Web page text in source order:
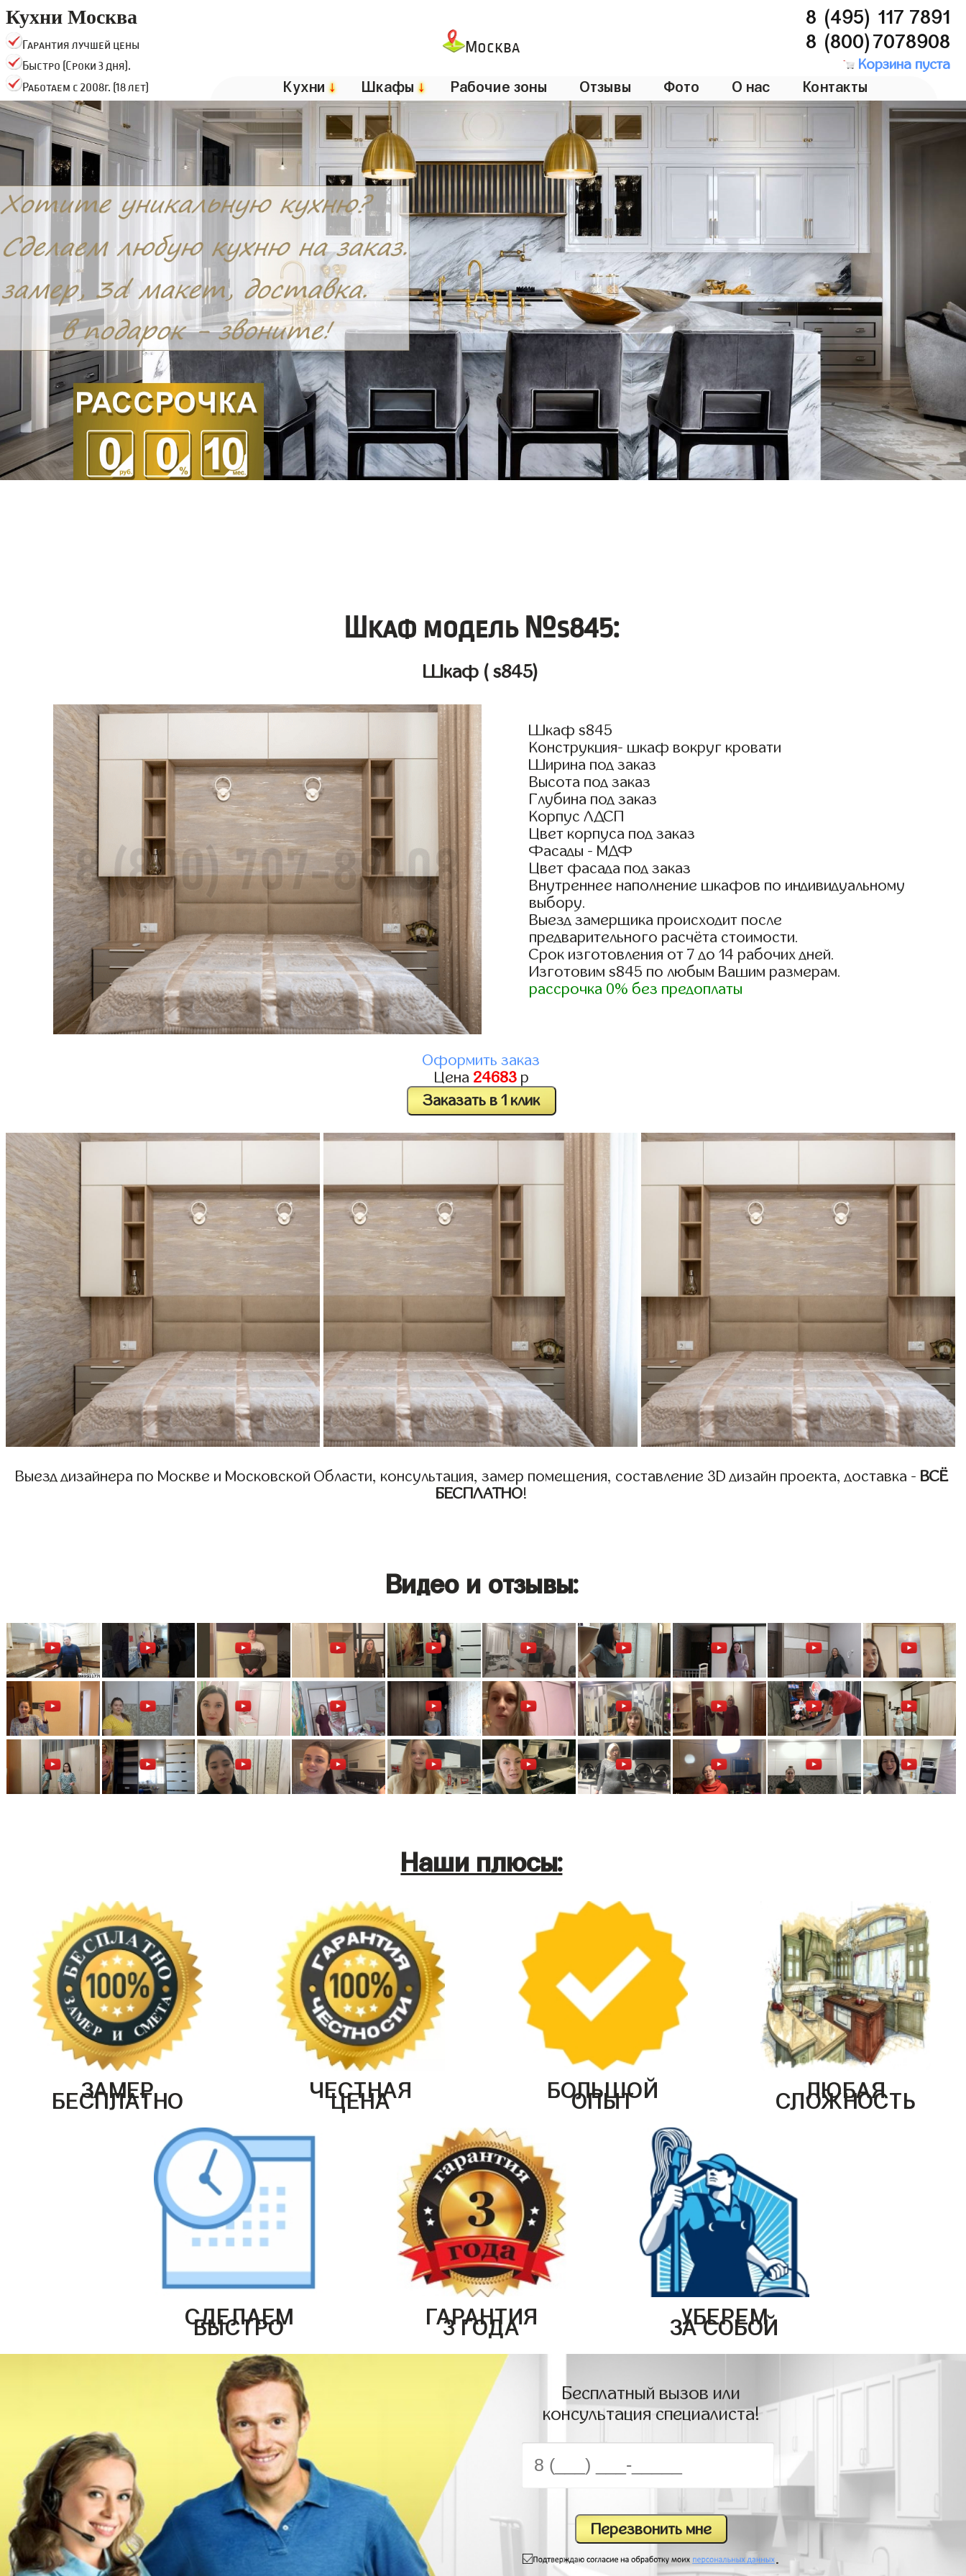
Кухни Москва
Гарантия лучшей цены
Быстро (Сроки 3 дня).
Работаем с 2008г. (18 лет)
Москва
8 (495) 117 7891
8 (800)7078908
Корзина пуста
Кухни↓ Шкафы↓ Рабочие зоны Отзывы Фото О нас Контакты
Шкаф модель №s845:
Шкаф ( s845)
Шкаф s845
Конструкция- шкаф вокруг кровати
Ширина под заказ
Высота под заказ
Глубина под заказ
Корпус ЛДСП
Цвет корпуса под заказ
Фасады - МДФ
Цвет фасада под заказ
Внутреннее наполнение шкафов по индивидуальному
выбору.
Выезд замерщика происходит после
предварительного расчёта стоимости.
Срок изготовления от 7 до 14 рабочих дней.
Изготовим s845 по любым Вашим размерам.
рассрочка 0% без предоплаты
Оформить заказ
Цена 24683р
Заказать в 1 клик
Выезд дизайнера по Москве и Московской Области, консультация, замер помещения, составление 3D дизайн проекта, доставка - ВСЁ
БЕСПЛАТНО!
Видео и отзывы:
Наши плюсы:
ЗАМЕР
БЕСПЛАТНО ЧЕСТНАЯ
ЦЕНА БОЛЬШОЙ
ОПЫТ ЛЮБАЯ
СЛОЖНОСТЬ
СДЕЛАЕМ
БЫСТРО ГАРАНТИЯ
3 ГОДА УБЕРЕМ
ЗА СОБОЙ
Бесплатный вызов или
консультация специалиста!
.